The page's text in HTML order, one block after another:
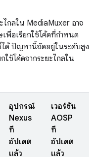
ไกลใน MediaMuxer อาจ
พื่อเรียกใช้โค้ดที่กำหนด
ได้ ปัญหานี้จัดอยู่ในระดับสูง
ใช้โค้ดจากระยะไกลใน
อุปกรณ์
Nexus
ที่
อัปเดต
แล้ว
เวอร์ชัน
AOSP
ที่
อัปเดต
แล้ว